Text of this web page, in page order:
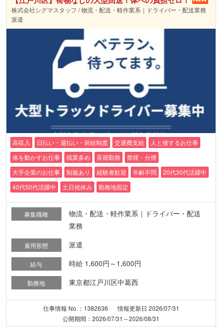
株式会社シグマスタッフ / 物流・配送・軽作業系｜ドライバー・配送業務
派遣
高収入 日払い・週払い・前給制度 交通費支給
人と接するお仕事
体を動かすお仕事
残業多め 長期勤務
禁煙・分煙
大手企業のお仕事
制服あり 経験者歓迎 年齢不問
20代30代活躍中
40代50代活躍中
土日祝休み 勤務地固定
募集職種
物流・配送・軽作業系｜ドライバー・配送
業務
雇用形態 派遣
給与 時給 1,600円～1,600円
勤務地 東京都江戸川区中葛西
仕事情報 No.：1382636
情報更新日 2026/07/31
公開期間：2026/07/31～2026/08/31